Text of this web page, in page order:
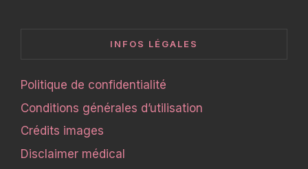
INFOS LÉGALES
Politique de confidentialité
Conditions générales d’utilisation
Crédits images
Disclaimer médical